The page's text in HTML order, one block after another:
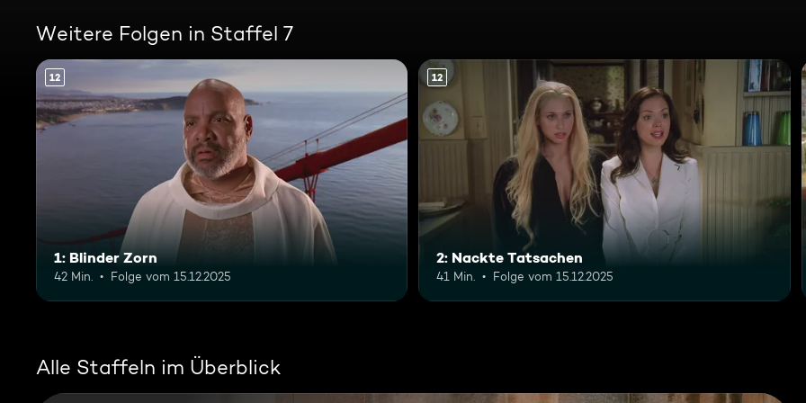
Weitere Folgen in Staffel 7
12
1: Blinder Zorn
42 Min. Folge vom 15.12.2025
12
2: Nackte Tatsachen
41 Min. Folge vom 15.12.2025
Alle Staffeln im Überblick